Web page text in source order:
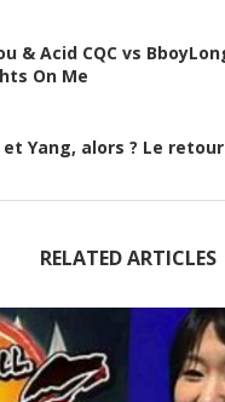
& Acid CQC vs
On Me
et Yang, alors ? Le
RELATED ARTICLES